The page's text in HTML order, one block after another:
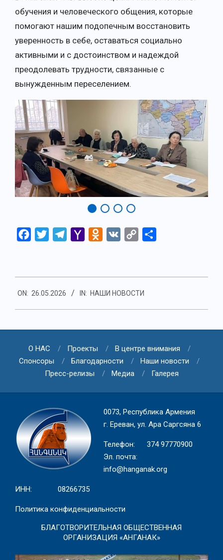
обучения и человеческого общения, которые
помогают нашим подопечным восстановить
уверенность в себе, оставаться социально
активными и с достоинством и надеждой
преодолевать трудности, связанные с
вынужденным переселением.
Facebook
Twitter Telegram
Yahoo
Odnoklassniki
VK
Copy
05-
26
ON: 26.05.2026 IN: НАШИ НОВОСТИ
О НАС Проекты
В центре внимания
Спонсоры
Благодарности
Наши новости
Пресс-релизы
Медиа Галерея
0073, Республика Армения
г. Ереван, ул. Ара Саргсяна 6
Телефон: 374 97770900
Эл. почта:
info@hanganak.org
ИНН: 08266735
Политика конфиденциальности
БЛАГОТВОРИТЕЛЬНАЯ ОБЩЕСТВЕННАЯ
ОРГАНИЗАЦИЯ «АНГАНАК»